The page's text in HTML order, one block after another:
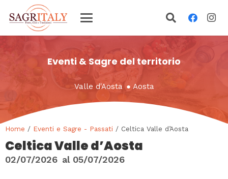
Eventi & Sagre del territorio
Valle d'Aosta ● Aosta
Home / Eventi e Sagre - Passati / Celtica Valle d’Aosta
Celtica Valle d’Aosta
02/07/2026 al 05/07/2026